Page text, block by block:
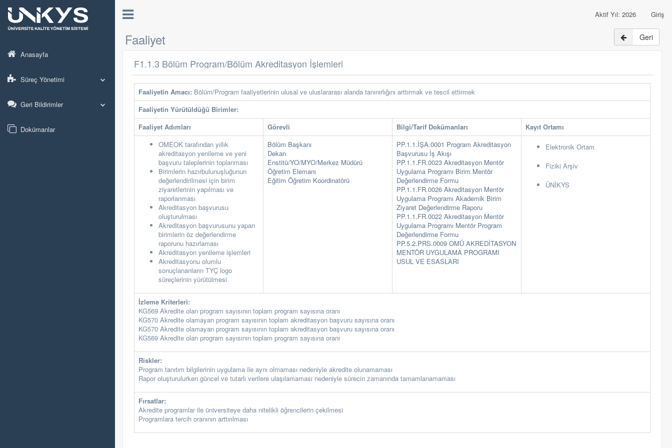
Anasayfa
Süreç Yönetimi
Geri Bildirimler
Dokümanlar
Giriş
Aktif Yıl: 2026
Faaliyet Geri
F1.1.3 Bölüm Program/Bölüm Akreditasyon İşlemleri
Faaliyetin Amacı: Bölüm/Program faaliyetlerinin ulusal ve uluslararası alanda tanınırlığını arttırmak ve tescil ettirmek
Faaliyetin Yürütüldüğü Birimler:
Faaliyet Adımları
Görevli Bilgi/Tarif Dokümanları
Kayıt Ortamı
OMEOK tarafından yıllık
akreditasyon yenileme ve yeni
başvuru taleplerinin toplanması
Birimlerin hazırbulunuşluğunun
değerlendirilmesi için birim
ziyaretlerinin yapılması ve
raporlanması
Akreditasyon başvurusu
oluşturulması
Akreditasyon başvurusunu yapan
birimlerin öz değerlendirme
raporunu hazırlaması
Akreditasyon yenileme işlemleri
Akreditasyonu olumlu
sonuçlananların TYÇ logo
süreçlerinin yürütülmesi
Bölüm Başkanı
Dekan
Enstitü/YO/MYO/Merkez Müdürü
Öğretim Elemanı
Eğitim Öğretim Koordinatörü
PP.1.1.İŞA.0001 Program Akreditasyon
Başvurusu İş Akışı
PP.1.1.FR.0023 Akreditasyon Mentör
Uygulama Programı Birim Mentör
Değerlendirme Formu
PP.1.1.FR.0026 Akreditasyon Mentör
Uygulama Programı Akademik Birim
Ziyaret Değerlendirme Raporu
PP.1.1.FR.0022 Akreditasyon Mentör
Uygulama Programı Mentör Program
Değerlendirme Formu
PP.5.2.PRS.0009 OMÜ AKREDİTASYON
MENTÖR UYGULAMA PROGRAMI
USUL VE ESASLARI
Elektronik Ortam
Fiziki Arşiv
ÜNİKYS
İzleme Kriterleri:
KG569 Akredite olan program sayısının toplam program sayısına oranı
KG570 Akredite olamayan program sayısının toplam akreditasyon başvuru sayısına oranı
KG570 Akredite olamayan program sayısının toplam akreditasyon başvuru sayısına oranı
KG569 Akredite olan program sayısının toplam program sayısına oranı
Riskler:
Program tanıtım bilgilerinin uygulama ile aynı olmaması nedeniyle akredite olunamaması
Rapor oluşturulurken güncel ve tutarlı verilere ulaşılamaması nedeniyle sürecin zamanında tamamlanamaması
Fırsatlar:
Akredite programlar ile üniversiteye daha nitelikli öğrencilerin çekilmesi
Programlara tercih oranının arttırılması